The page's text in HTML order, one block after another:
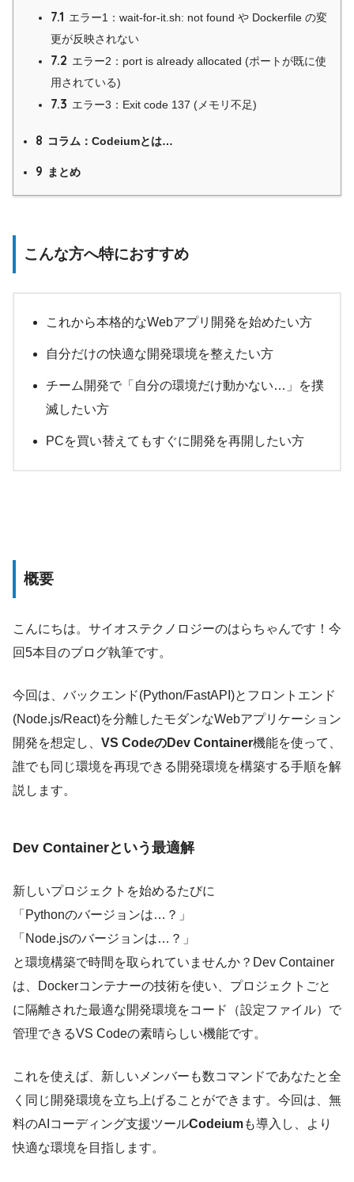
7.1 エラー1：wait-for-it.sh: not found や Dockerfile の変
更が反映されない
7.2 エラー2：port is already allocated (ポートが既に使
用されている)
7.3 エラー3：Exit code 137 (メモリ不足)
8 コラム：Codeiumとは…
9 まとめ
こんな方へ特におすすめ
これから本格的なWebアプリ開発を始めたい方
自分だけの快適な開発環境を整えたい方
チーム開発で「自分の環境だけ動かない…」を撲
滅したい方
PCを買い替えてもすぐに開発を再開したい方
概要
こんにちは。サイオステクノロジーのはらちゃんです！今
回5本目のブログ執筆です。
今回は、バックエンド(Python/FastAPI)とフロントエンド
(Node.js/React)を分離したモダンなWebアプリケーション
開発を想定し、 VS CodeのDev Container機能を使って、
誰でも同じ環境を再現できる開発環境を構築する手順を解
説します。
Dev Containerという最適解
新しいプロジェクトを始めるたびに
「Pythonのバージョンは…？」
「Node.jsのバージョンは…？」
と環境構築で時間を取られていませんか？Dev Container
は、Dockerコンテナーの技術を使い、プロジェクトごと
に隔離された最適な開発環境をコード（設定ファイル）で
管理できるVS Codeの素晴らしい機能です。
これを使えば、新しいメンバーも数コマンドであなたと全
く同じ開発環境を立ち上げることができます。今回は、無
料のAIコーディング支援ツールCodeiumも導入し、より
快適な環境を目指します。